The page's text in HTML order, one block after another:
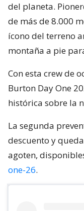
del planeta.
de más de 8.000
ícono del terreno
montaña a pie
Con esta crew de
Burton Day One
histórica sobre la
La segunda
descuento y
agoten,
one-26.